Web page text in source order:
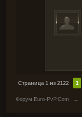
Страница 1 из 2122 1
Форум Euro-PvP.Com →